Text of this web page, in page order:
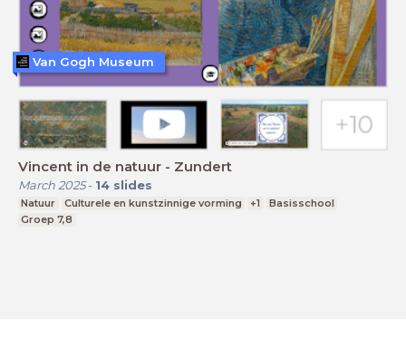
Vincent in de natuur - Zundert
March 2025- 14 slides
Natuur Culturele en kunstzinnige vorming +1
Basisschool
Groep 7,8
Van Gogh Museum